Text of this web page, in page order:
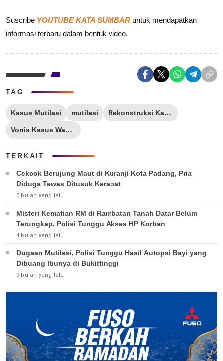
Suscribe YOUTUBE KATA SUMBAR untuk mendapatkan
informasi terbaru dalam bentuk video.
TAG
Kasus Mutilasi mutilasi Rekonstruksi Kasus Pembunuhan
Vonis Kasus Wanda Padang Pariaman
TERKAIT
Cekcok Berujung Maut di Kuranji Kota Padang, Pria
Diduga Tewas Ditusuk Kerabat
3 bulan yang lalu
Misteri Kematian RM di Rambatan Tanah Datar Belum
Terungkap, Polisi Tunggu Akses HP Korban
4 bulan yang lalu
Dugaan Mutilasi, Polisi Tunggu Hasil Autopsi Bayi yang
Dibuang Ibunya di Bukittinggi
9 bulan yang lalu